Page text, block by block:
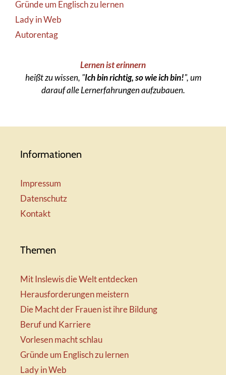
Gründe um Englisch zu lernen
Lady in Web
Autorentag
Lernen ist erinnern
heißt zu wissen, "Ich bin richtig, so wie ich bin!", um
darauf alle Lernerfahrungen aufzubauen.
Informationen
Impressum
Datenschutz
Kontakt
Themen
Mit Inslewis die Welt entdecken
Herausforderungen meistern
Die Macht der Frauen ist ihre Bildung
Beruf und Karriere
Vorlesen macht schlau
Gründe um Englisch zu lernen
Lady in Web